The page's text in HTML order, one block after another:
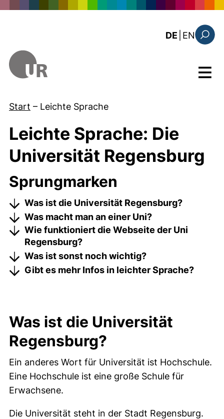
DE EN: the
Menü
Start – Leichte Sprache
Leichte Sprache: Die
Universität Regensburg
Sprungmarken
Was ist die Universität Regensburg?
Was macht man an einer Uni?
Wie funktioniert die Webseite der Uni
Regensburg?
Was ist sonst noch wichtig?
Gibt es mehr Infos in leichter Sprache?
Was ist die Universität
Regensburg?
Ein anderes Wort für Universität ist Hochschule.
Eine Hochschule ist eine große Schule für
Erwachsene.
Die Universität steht in der Stadt Regensburg.